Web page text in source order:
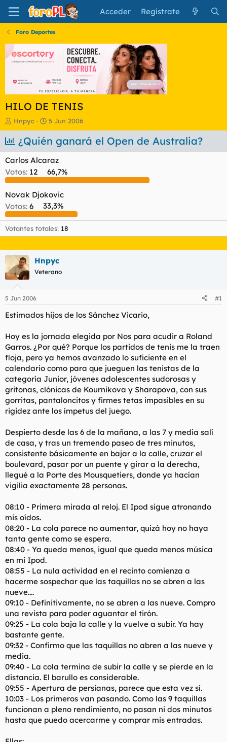
Acceder Regístrate
Foro Deportes
HILO DE TENIS
I
n
i
c
d
o
r
d
e
l
t
e
m
a
Hnpyc
F
e
c
e
i
n
i
c
i
o
5 Jun 2006
¿Quién ganará el Open de Australia?
Carlos Alcaraz
Votos: 12 66,7%
Novak Djokovic
Votos: 6 33,3%
Votantes totales 18
Hnpyc
Veterano
5 Jun 2006 #1
Estimados hijos de los Sánchez Vicario,
Hoy es la jornada elegida por Nos para acudir a Roland
Garros. ¿Por qué? Porque los partidos de tenis me la traen
floja, pero ya hemos avanzado lo suficiente en el
calendario como para que jueguen las tenistas de la
categoría Junior, jóvenes adolescentes sudorosas y
gritonas, clónicas de Kournikova y Sharapova, con sus
gorritas, pantaloncitos y firmes tetas impasibles en su
rigidez ante los ímpetus del juego.
Despierto desde las 6 de la mañana, a las 7 y media salí
de casa, y tras un tremendo paseo de tres minutos,
consistente básicamente en bajar a la calle, cruzar el
boulevard, pasar por un puente y girar a la derecha,
llegué a la Porte des Mousquetiers, donde ya hacían
vigilia exactamente 28 personas.
08:10 - Primera mirada al reloj. El Ipod sigue atronando
mis oídos.
08:20 - La cola parece no aumentar, quizá hoy no haya
tanta gente como se espera.
08:40 - Ya queda menos, igual que queda menos música
en mi Ipod.
08:55 - La nula actividad en el recinto comienza a
hacerme sospechar que las taquillas no se abren a las
nueve....
09:10 - Definitivamente, no se abren a las nueve. Compro
una revista para poder aguantar el tirón.
09:25 - La cola baja la calle y la vuelve a subir. Ya hay
bastante gente.
09:32 - Confirmo que las taquillas no abren a las nueve y
media.
09:40 - La cola termina de subir la calle y se pierde en la
distancia. El barullo es considerable.
09:55 - Apertura de persianas, parece que esta vez sí.
10:03 - Los primeros van pasando. Como las 9 taquillas
funcionan a pleno rendimiento, no pasan ni dos minutos
hasta que puedo acercarme y comprar mis entradas.